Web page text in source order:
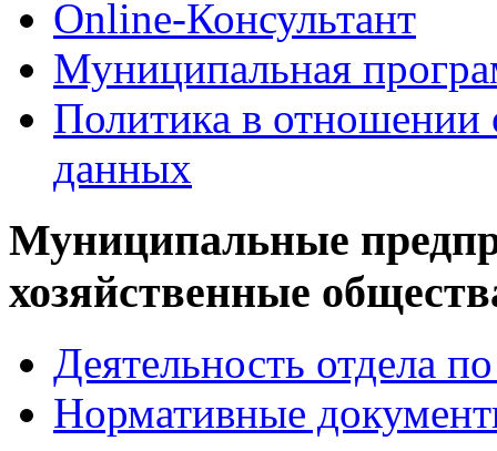
Online-Консультант
Муниципальная
Политика в отношении
данных
Муниципальные
хозяйственные
Деятельность отдела
Нормативные